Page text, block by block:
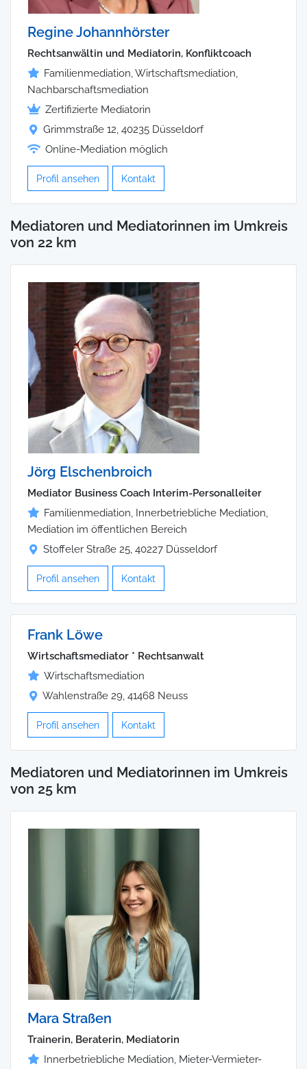
Regine Johannhörster
Rechtsanwältin und Mediatorin, Konfliktcoach
Familienmediation, Wirtschaftsmediation,
Nachbarschaftsmediation
Zertifizierte Mediatorin
Grimmstraße 12, 40235 Düsseldorf
Online-Mediation möglich
Profil ansehen Kontakt
Mediatoren und Mediatorinnen im Umkreis
von 22 km
Jörg Elschenbroich
Mediator Business Coach Interim-Personalleiter
Familienmediation, Innerbetriebliche Mediation,
Mediation im öffentlichen Bereich
Stoffeler Straße 25, 40227 Düsseldorf
Profil ansehen Kontakt
Frank Löwe
Wirtschaftsmediator * Rechtsanwalt
Wirtschaftsmediation
Wahlenstraße 29, 41468 Neuss
Profil ansehen Kontakt
Mediatoren und Mediatorinnen im Umkreis
von 25 km
Mara Straßen
Trainerin, Beraterin, Mediatorin
Innerbetriebliche Mediation, Mieter-Vermieter-